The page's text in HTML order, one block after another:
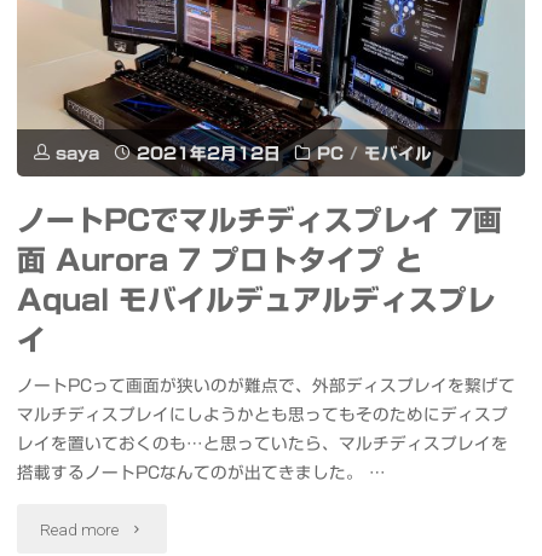
saya 2021年2月12日 PC / モバイル
ノートPCでマルチディスプレイ 7画
面 Aurora 7 プロトタイプ と
Aqual モバイルデュアルディスプレ
イ
ノートPCって画面が狭いのが難点で、外部ディスプレイを繋げて
マルチディスプレイにしようかとも思ってもそのためにディスプ
レイを置いておくのも…と思っていたら、マルチディスプレイを
搭載するノートPCなんてのが出てきました。 …
Read more "ノ